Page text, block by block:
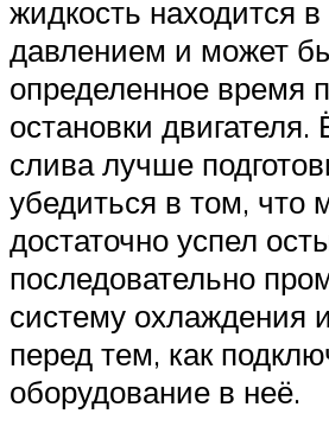
жидкость находится
давлением и может
определенное время
остановки двигателя.
слива лучше
убедиться в том, что
достаточно успел
последовательно
систему охлаждения
перед тем, как
оборудование в неё.